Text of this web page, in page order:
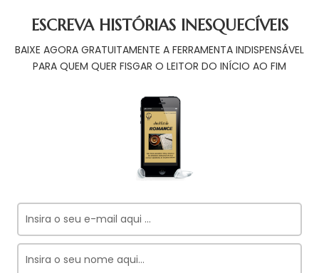
ESCREVA HISTÓRIAS INESQUECÍVEIS
BAIXE AGORA GRATUITAMENTE A FERRAMENTA INDISPENSÁVEL
PARA QUEM QUER FISGAR O LEITOR DO INÍCIO AO FIM